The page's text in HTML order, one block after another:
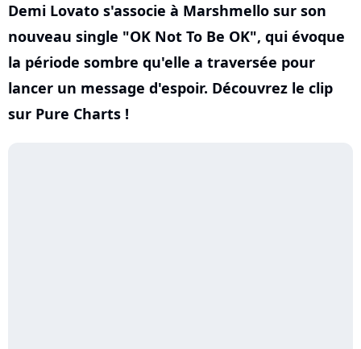
Demi Lovato s'associe à Marshmello sur son
nouveau single "OK Not To Be OK", qui évoque
la période sombre qu'elle a traversée pour
lancer un message d'espoir. Découvrez le clip
sur Pure Charts !